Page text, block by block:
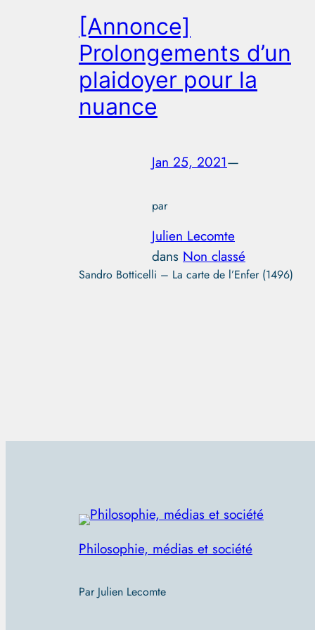
[Annonce]
Prolongements d’un
plaidoyer pour la
nuance
Jan 25, 2021—
par
Julien Lecomte
dans Non classé
Sandro Botticelli – La carte de l’Enfer (1496)
Philosophie, médias et société
Par Julien Lecomte